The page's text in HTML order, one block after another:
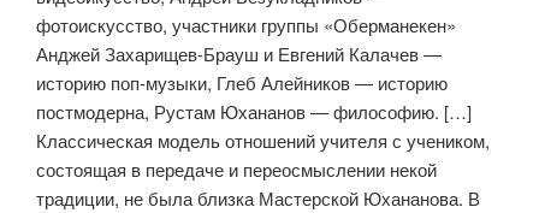
фотоискусство, участники группы «Оберманекен»
Анджей Захарищев-Брауш и Евгений Калачев —
историю поп-музыки, Глеб Алейников — историю
постмодерна, Рустам Юхананов — философию. […]
Классическая модель отношений учителя с учеником,
состоящая в передаче и переосмыслении некой
традиции, не была близка Мастерской Юхананова. В